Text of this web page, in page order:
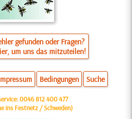
gefunden oder Fragen?
um uns das mitzuteilen!
Bedingungen Suche
0046 812 400 477
ins Festnetz / Schweden)